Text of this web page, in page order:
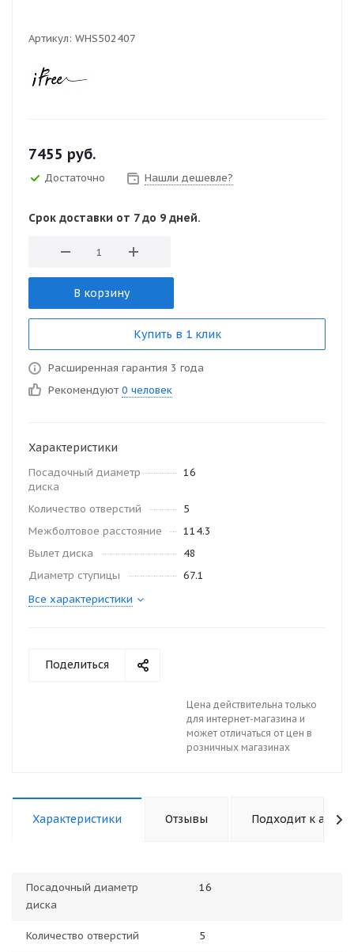
Артикул: WHS502407
7455 руб.
Достаточно Нашли дешевле?
Срок доставки от 7 до 9 дней.
В корзину
Купить в 1 клик
Расширенная гарантия 3 года
Рекомендуют 0 человек
Характеристики
Посадочный диаметр
диска
16
Количество отверстий
5
Межболтовое расстояние
114.3
Вылет диска
48
Диаметр ступицы
67.1
Все характеристики
Поделиться
Цена действительна только
для интернет-магазина и
может отличаться от цен в
розничных магазинах
Характеристики Отзывы Подходит к авто
Посадочный диаметр
диска
16
Количество отверстий 5